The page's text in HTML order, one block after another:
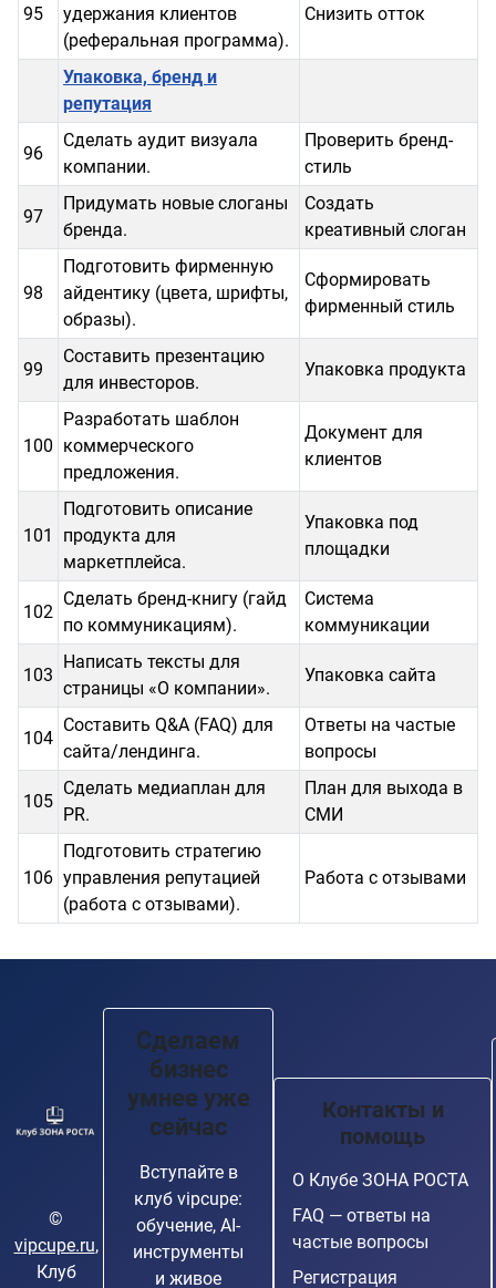
95
удержания клиентов
(реферальная программа).
Снизить отток
Упаковка, бренд и
репутация
96
Сделать аудит визуала
компании.
Проверить бренд-
стиль
97
Придумать новые слоганы
бренда.
Создать
креативный слоган
98
Подготовить фирменную
айдентику (цвета, шрифты,
образы).
Сформировать
фирменный стиль
99
Составить презентацию
для инвесторов.
Упаковка продукта
100
Разработать шаблон
коммерческого
предложения.
Документ для
клиентов
101
Подготовить описание
продукта для
маркетплейса.
Упаковка под
площадки
102
Сделать бренд-книгу (гайд
по коммуникациям).
Система
коммуникации
103
Написать тексты для
страницы «О компании».
Упаковка сайта
104
Составить Q&A (FAQ) для
сайта/лендинга.
Ответы на частые
вопросы
105
Сделать медиаплан для
PR.
План для выхода в
СМИ
106
Подготовить стратегию
управления репутацией
(работа с отзывами).
Работа с отзывами
©
vipcupe.ru,
Клуб
Сделаем
бизнес
умнее уже
сейчас
Вступайте в
клуб vipcupe:
обучение, AI-
инструменты
и живое
Контакты и
помощь
О Клубе ЗОНА РОСТА
FAQ — ответы на
частые вопросы
Регистрация